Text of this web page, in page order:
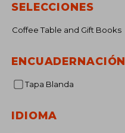
SELECCIONES
Coffee Table and Gift Books
ENCUADERNACIÓN
Tapa Blanda
IDIOMA